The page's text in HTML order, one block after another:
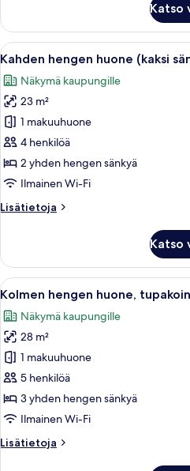
superior-
huone,
tupakointi
Katso
Avaa
kaikki
huonetyypin
Kahden
hengen
huone
(kaksi
sänkyä),
kielletty
9
Kahden hengen huone (kaksi
Näkymä kaupungille
23 m²
1 makuuhuone
4 henkilöä
2 yhden hengen sänkyä
Ilmainen Wi-Fi
Lisätietoja
Lisätietoja
huone
(kaksi
sänkyä),
kielletty
Katso
Avaa
kaikki
huonetyypin
Kolmen
hengen
huone,
tupakointi
kielletty
Only)
6
Kolmen hengen huone,
Näkymä kaupungille
28 m²
1 makuuhuone
5 henkilöä
3 yhden hengen sänkyä
Ilmainen Wi-Fi
Lisätietoja
Lisätietoja